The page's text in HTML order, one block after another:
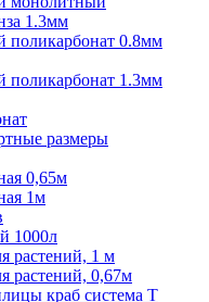
1.3мм
0.8мм
1.3мм
размеры
0,65м
1м
1000л
растений, 1 м
растений, 0,67м
краб система Т